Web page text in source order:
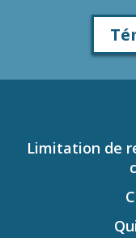
Limitation de